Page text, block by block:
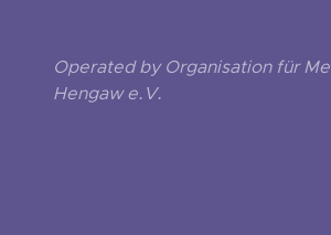
Operated by Organisation für
Hengaw e.V.